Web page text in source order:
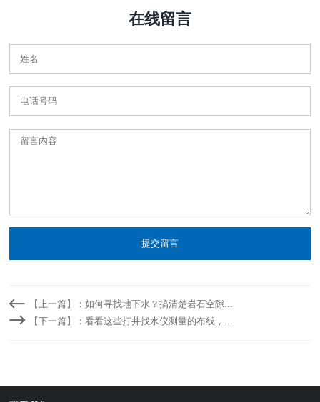
在线留言
提交留言
【上一篇】：如何寻找地下水？搞清楚岩石空隙...
【下一篇】：看看这些打井找水仪测量的布线，...